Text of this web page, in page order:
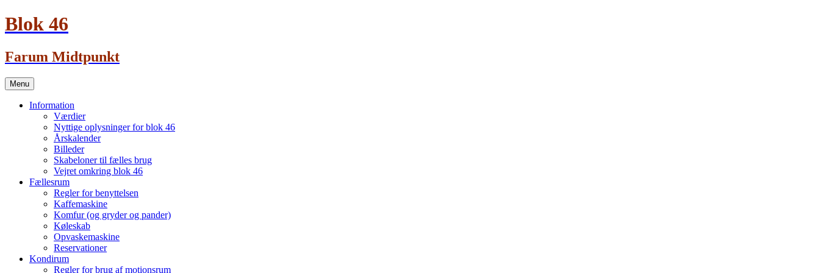
Blok 46
Farum Midtpunkt
Menu Skip
to
content
Information
Værdier
Nyttige oplysninger for blok 46
Årskalender
Billeder
Skabeloner til fælles brug
Vejret omkring blok 46
Fællesrum
Regler for benyttelsen
Kaffemaskine
Komfur (og gryder og pander)
Køleskab
Opvaskemaskine
Reservationer
Kondirum
Regler for brug af motionsrum